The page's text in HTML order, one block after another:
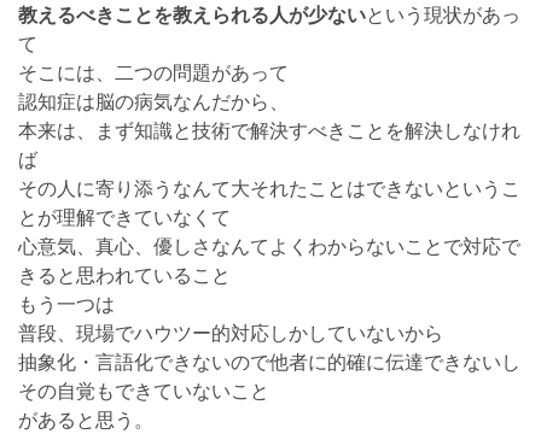
教えるべきことを教えられる人が少ないという現状があっ
て
そこには、二つの問題があって
認知症は脳の病気なんだから、
本来は、まず知識と技術で解決すべきことを解決しなけれ
ば
その人に寄り添うなんて大それたことはできないというこ
とが理解できていなくて
心意気、真心、優しさなんてよくわからないことで対応で
きると思われていること
もう一つは
普段、現場でハウツー的対応しかしていないから
抽象化・言語化できないので他者に的確に伝達できないし
その自覚もできていないこと
があると思う。